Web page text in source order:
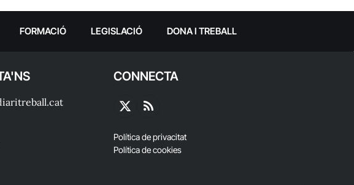
FORMACIÓ LEGISLACIÓ DONA I TREBALL
CONNECTA
X
RSS
Política de privacitat
Política de cookies